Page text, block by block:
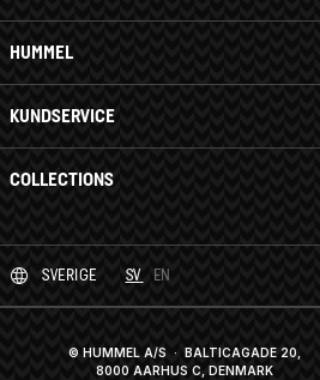
HUMMEL
KUNDSERVICE
COLLECTIONS
SVERIGE SV EN
© HUMMEL A/S · BALTICAGADE 20,
8000 AARHUS C, DENMARK